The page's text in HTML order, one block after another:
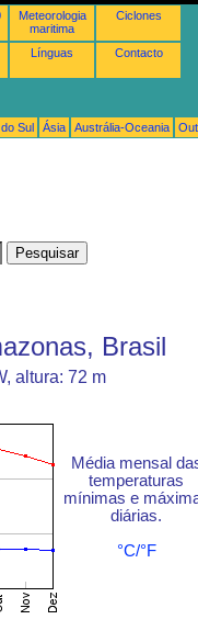
Meteorologia
maritima
Ciclones
Línguas Contacto
Sul Ásia Austrália-Oceania
Brasil
altura: 72 m
Média mensal
temperaturas
mínimas e
diárias.
°C/°F